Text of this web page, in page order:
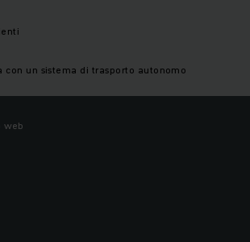
con un sistema di trasporto autonomo
web